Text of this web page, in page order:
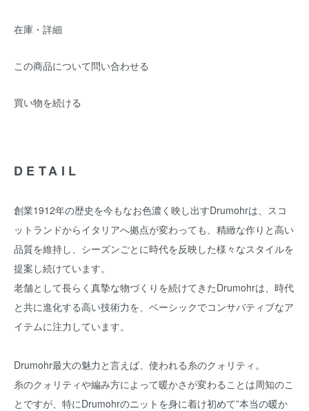
在庫・詳細
この商品について問い合わせる
買い物を続ける
DETAIL
創業1912年の歴史を今もなお色濃く映し出すDrumohrは、スコ
ットランドからイタリアへ拠点が変わっても、精緻な作りと高い
品質を維持し、シーズンごとに時代を反映した様々なスタイルを
提案し続けています。
老舗として長らく真摯な物づくりを続けてきたDrumohrは、時代
と共に進化する高い技術力を、ベーシックでコンサバティブなア
イテムに注力しています。
Drumohr最大の魅力と言えば、使われる糸のクォリティ。
糸のクォリティや編み方によって暖かさが変わることは周知のこ
とですが、特にDrumohrのニットを身に着け初めて”本当の暖か